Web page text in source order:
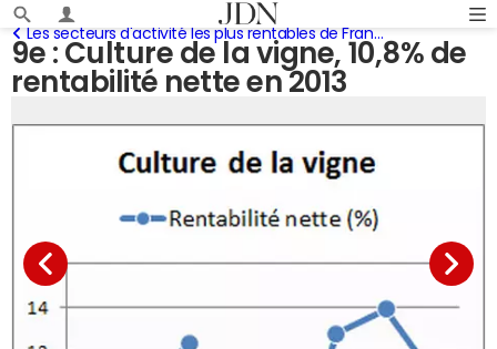
9e : Culture de la vigne, 10,8% de
rentabilité nette en 2013
Les secteurs d'activité les plus rentables de France